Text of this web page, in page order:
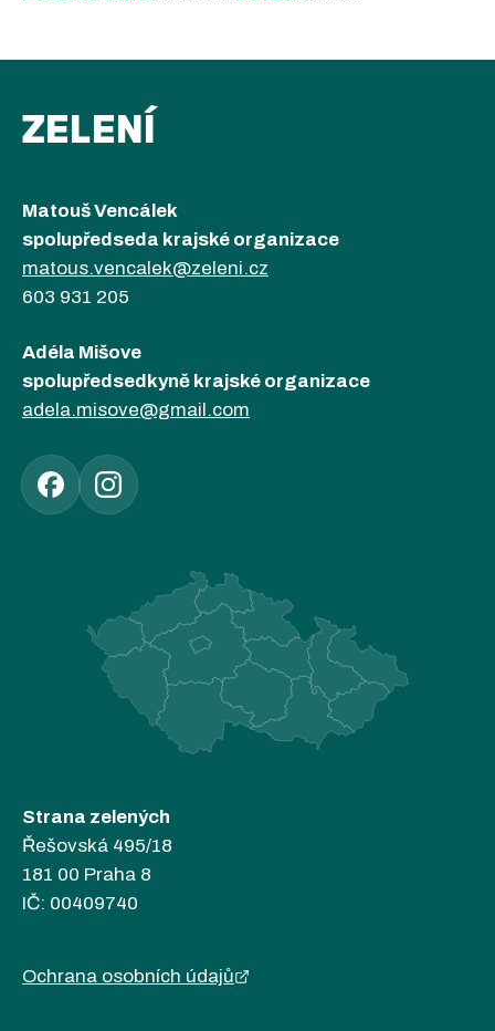
ZELENÍ
Matouš Vencálek
spolupředseda krajské organizace
matous.vencalek@zeleni.cz
603 931 205
Adéla Mišove
spolupředsedkyně krajské organizace
adela.misove@gmail.com
Strana zelených
Řešovská 495/18
181 00 Praha 8
IČ: 00409740
Ochrana osobních údajů